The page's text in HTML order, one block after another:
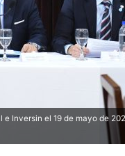
Inversin el 19 de mayo de